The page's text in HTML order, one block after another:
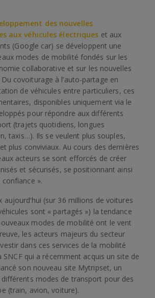
des nouvelles
aux véhicules électriques et aux
(Google car) se développent une
modes de mobilité fondés sur les
collaborative et sur les nouvelles
covoiturage à l’auto-partage en
de véhicules entre particuliers, ces
disponibles uniquement via le
pour répondre aux différents
(trajets quotidiens, longues
taxis…). Ils se veulent plus souples,
plus conviviaux. Au cours des dernières
acteurs se sont efforcés de créer
et sécurisés, se positionnant ainsi
».
aujourd’hui (sur 36 millions de voitures
sont « partagés ») la tendance
modes de mobilité ont le vent
les acteurs majeurs du secteur
dans ces services de la mobilité
SNCF qui a récemment acquis un site de
son nouveau site Mytripset, un
modes de transport pour des
(train, avion, voiture).